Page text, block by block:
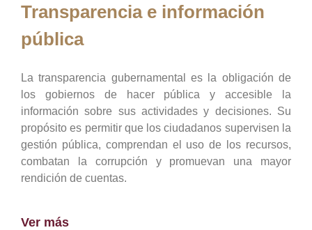
Transparencia e información
pública
La transparencia gubernamental es la obligación de
los gobiernos de hacer pública y accesible la
información sobre sus actividades y decisiones. Su
propósito es permitir que los ciudadanos supervisen la
gestión pública, comprendan el uso de los recursos,
combatan la corrupción y promuevan una mayor
rendición de cuentas.
Ver más